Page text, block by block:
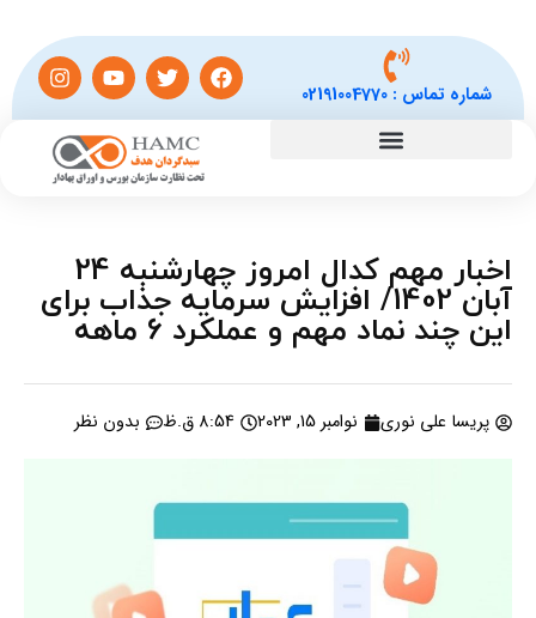
شماره تماس :02191004770
اخبار مهم کدال امروز چهارشنبه 24
آبان 1402/ افزایش سرمایه جذاب برای
این چند نماد مهم و عملکرد 6 ماهه
پریسا علی نوری نوامبر 15, 2023 8:54 ق.ظ بدون نظر